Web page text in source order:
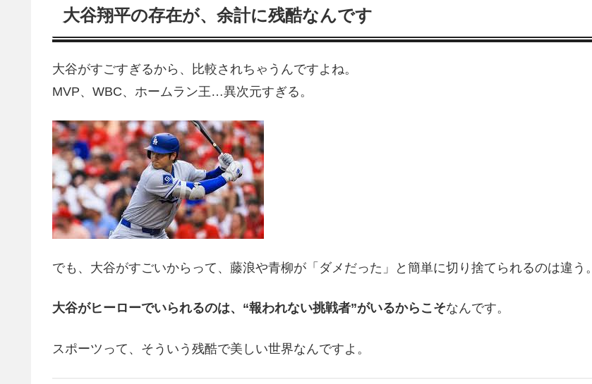
大谷翔平の存在が、余計に残酷なんです
大谷がすごすぎるから、比較されちゃうんですよね。
MVP、WBC、ホームラン王…異次元すぎる。
でも、大谷がすごいからって、藤浪や青柳が「ダメだった」と簡単に切り捨てられるのは違う。
大谷がヒーローでいられるのは、“報われない挑戦者”がいるからこそなんです。
スポーツって、そういう残酷で美しい世界なんですよ。